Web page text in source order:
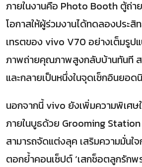
ภายในงานคือ Photo Booth ตู้ถ่า
โอกาสให้ผู้ร่วมงานได้ทดลองประ
เทรตของ vivo V70 อย่างเต็มรูป
ภาพถ่ายคุณภาพสูงกลับบ้านทันที ส
และกลายเป็นหนึ่งในจุดเช็กอินยอด
นอกจากนี้ vivo ยังเพิ่มความพิเศ
ภายในบูธด้วย Grooming Station
สามารถจัดแต่งลุค เสริมความมั่นใ
ตอกย้ำคอนเซ็ปต์ ‘เสกช็อตลูกรักพร